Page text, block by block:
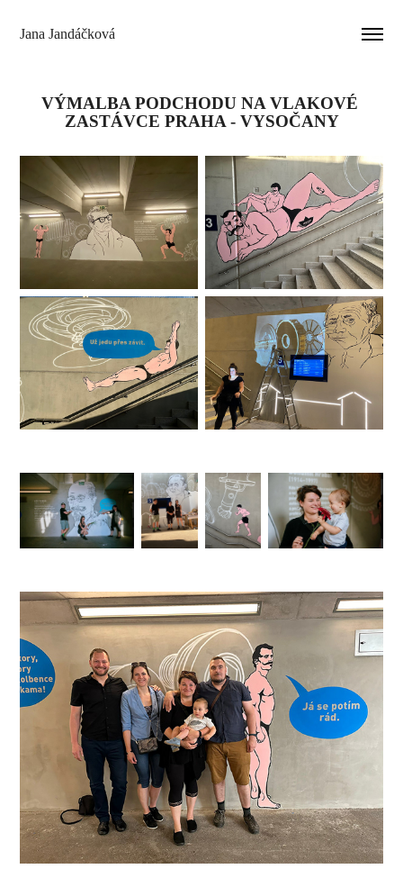
Jana Jandáčková
VÝMALBA PODCHODU NA VLAKOVÉ
ZASTÁVCE PRAHA - VYSOČANY